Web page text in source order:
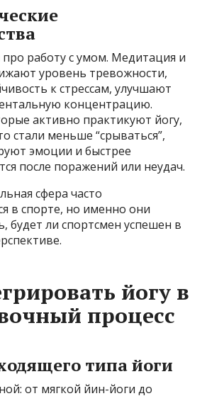
работу с умом. Медитация и
уровень тревожности,
к стрессам, улучшают
концентрацию.
активно практикуют йогу,
стали меньше “срываться”,
эмоции и быстрее
после поражений или неудач.
сфера часто
в спорте, но именно они
будет ли спортсмен успешен в
йогу в
процесс
типа йоги
от мягкой йин-йоги до